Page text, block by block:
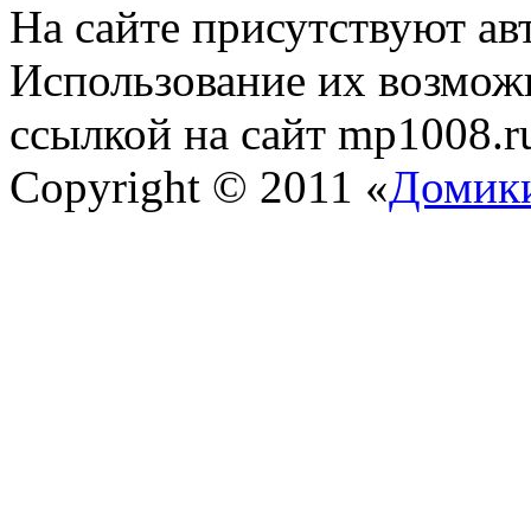
На сайте присутствуют
Использование их
ссылкой на сайт
Copyright © 2011 «